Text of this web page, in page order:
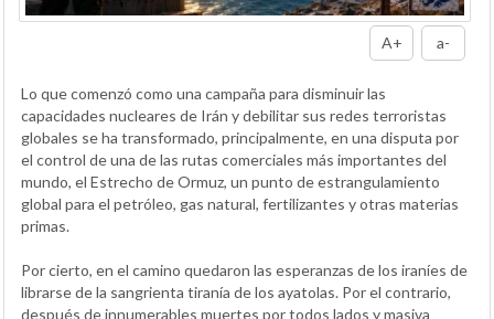
A+ a-
Lo que comenzó como una campaña para disminuir las
capacidades nucleares de Irán y debilitar sus redes terroristas
globales se ha transformado, principalmente, en una disputa por
el control de una de las rutas comerciales más importantes del
mundo, el Estrecho de Ormuz, un punto de estrangulamiento
global para el petróleo, gas natural, fertilizantes y otras materias
primas.
Por cierto, en el camino quedaron las esperanzas de los iraníes de
librarse de la sangrienta tiranía de los ayatolas. Por el contrario,
después de innumerables muertes por todos lados y masiva